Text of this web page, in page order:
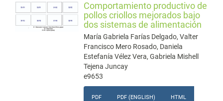
Comportamiento productivo de
pollos criollos mejorados bajo
dos sistemas de alimentación
María Gabriela Farías Delgado, Valter
Francisco Mero Rosado, Daniela
Estefanía Vélez Vera, Gabriela Mishell
Tejena Juncay
e9653
PDF PDF (ENGLISH) HTML